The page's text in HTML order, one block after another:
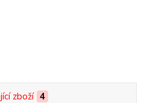
zboží 4